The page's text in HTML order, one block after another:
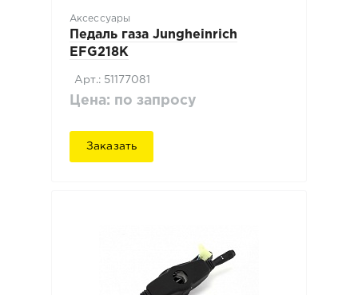
Аксессуары
Педаль газа Jungheinrich
EFG218K
Арт.: 51177081
Цена: по запросу
Заказать